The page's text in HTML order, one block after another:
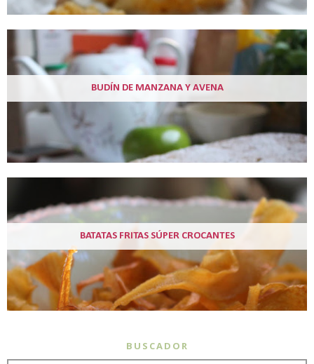
BUDÍN DE MANZANA Y AVENA
BATATAS FRITAS SÚPER CROCANTES
BUSCADOR